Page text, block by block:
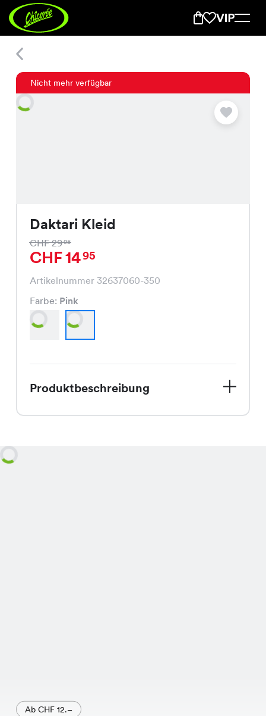
Nicht mehr verfügbar
Daktari Kleid
CHF 2995
CHF 1495
Artikelnummer 32637060-350
Farbe: Pink
Produktbeschreibung
Ab CHF 12.–